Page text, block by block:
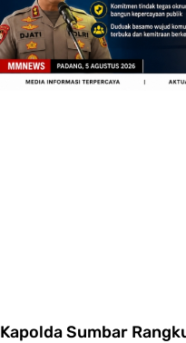
Kapolda Sumbar